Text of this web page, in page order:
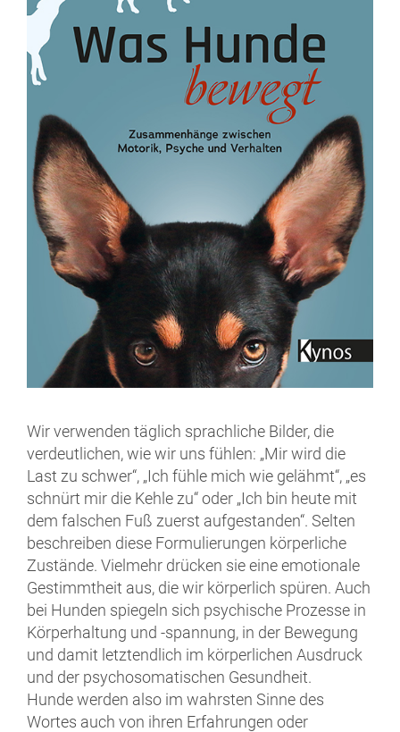
Wir verwenden täglich sprachliche Bilder, die
verdeutlichen, wie wir uns fühlen: „Mir wird die
Last zu schwer“, „Ich fühle mich wie gelähmt“, „es
schnürt mir die Kehle zu“ oder „Ich bin heute mit
dem falschen Fuß zuerst aufgestanden“. Selten
beschreiben diese Formulierungen körperliche
Zustände. Vielmehr drücken sie eine emotionale
Gestimmtheit aus, die wir körperlich spüren. Auch
bei Hunden spiegeln sich psychische Prozesse in
Körperhaltung und -spannung, in der Bewegung
und damit letztendlich im körperlichen Ausdruck
und der psychosomatischen Gesundheit.
Hunde werden also im wahrsten Sinne des
Wortes auch von ihren Erfahrungen oder